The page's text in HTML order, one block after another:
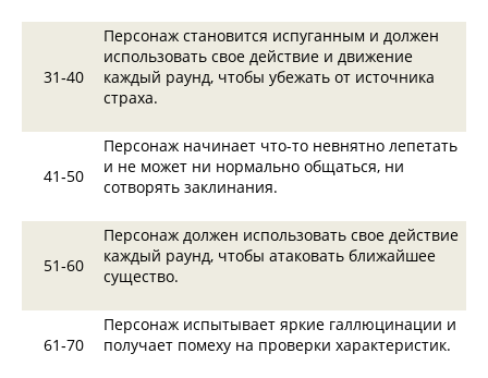
31‑40
Персонаж становится испуганным и должен
использовать свое действие и движение
каждый раунд, чтобы убежать от источника
страха.
41‑50
Персонаж начинает что-то невнятно лепетать
и не может ни нормально общаться, ни
сотворять заклинания.
51‑60
Персонаж должен использовать свое действие
каждый раунд, чтобы атаковать ближайшее
существо.
61‑70
Персонаж испытывает яркие галлюцинации и
получает помеху на проверки характеристик.